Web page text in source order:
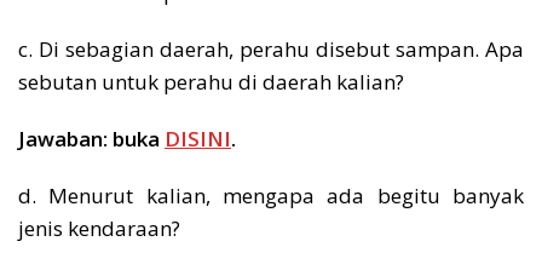
c. Di sebagian daerah, perahu disebut sampan. Apa
sebutan untuk perahu di daerah kalian?
Jawaban: buka DISINI.
d. Menurut kalian, mengapa ada begitu banyak
jenis kendaraan?